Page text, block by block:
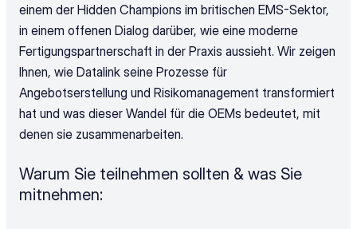
einem der Hidden Champions im britischen EMS-Sektor,
in einem offenen Dialog darüber, wie eine moderne
Fertigungspartnerschaft in der Praxis aussieht. Wir zeigen
Ihnen, wie Datalink seine Prozesse für
Angebotserstellung und Risikomanagement transformiert
hat und was dieser Wandel für die OEMs bedeutet, mit
denen sie zusammenarbeiten.
Warum Sie teilnehmen sollten & was Sie
mitnehmen: